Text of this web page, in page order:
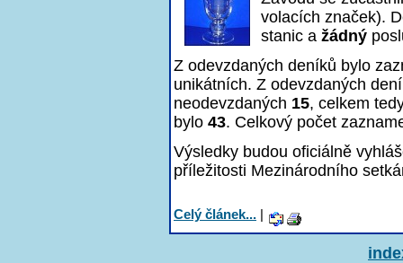
volacích značek).
stanic a žádný
Z odevzdaných deníků bylo
unikátních. Z odevzdaných
neodevzdaných 15, celkem
bylo 43. Celkový počet
Výsledky budou oficiálně
příležitosti Mezinárodního
Celý článek... |